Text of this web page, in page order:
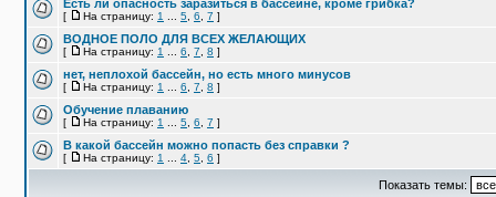
Есть ли опасность заразиться в бассейне, кроме грибка?
[ На страницу: 1 5 6 7 ]
ВОДНОЕ ПОЛО ДЛЯ ВСЕХ ЖЕЛАЮЩИХ
[ На страницу: 1 6 7 8 ]
нет, неплохой бассейн, но есть много минусов
[ На страницу: 1 6 7 8 ]
Обучение плаванию
[ На страницу: 1 5 6 7 ]
В какой бассейн можно попасть без справки ?
[ На страницу: 1 4 5 6 ]
Показать темы: